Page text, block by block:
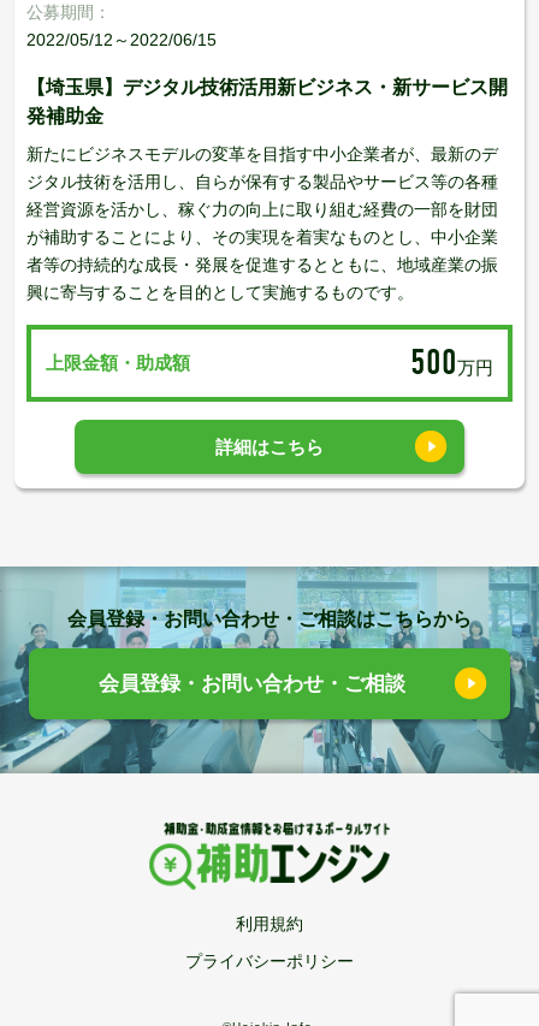
公募期間：
2022/05/12～2022/06/15
【埼玉県】デジタル技術活用新ビジネス・新サービス開
発補助金
新たにビジネスモデルの変革を目指す中小企業者が、最新のデ
ジタル技術を活用し、自らが保有する製品やサービス等の各種
経営資源を活かし、稼ぐ力の向上に取り組む経費の一部を財団
が補助することにより、その実現を着実なものとし、中小企業
者等の持続的な成長・発展を促進するとともに、地域産業の振
興に寄与することを目的として実施するものです。
上限金額・助成額 500万円
詳細はこちら
会員登録・お問い合わせ・ご相談はこちらから
会員登録・お問い合わせ・ご相談
利用規約
プライバシーポリシー